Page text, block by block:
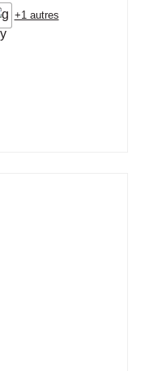
+1 autres